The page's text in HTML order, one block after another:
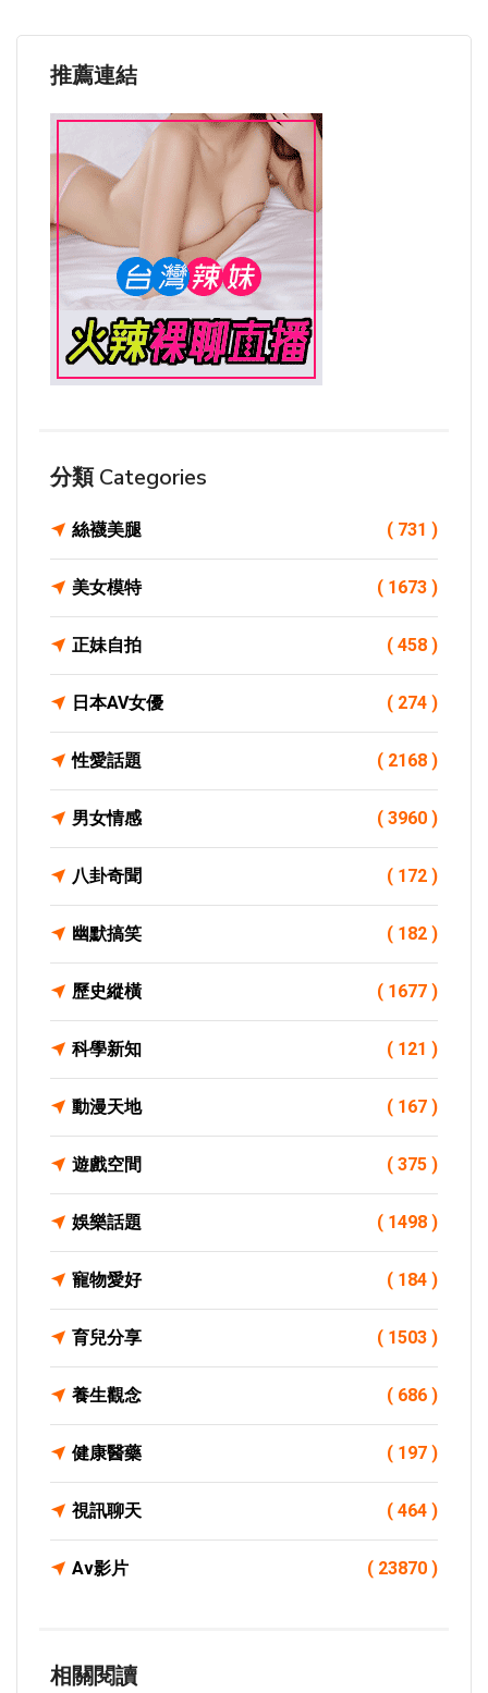
推薦連結
分類 Categories
絲襪美腿 ( 731 )
美女模特 ( 1673 )
正妹自拍 ( 458 )
日本AV女優 ( 274 )
性愛話題 ( 2168 )
男女情感 ( 3960 )
八卦奇聞 ( 172 )
幽默搞笑 ( 182 )
歷史縱橫 ( 1677 )
科學新知 ( 121 )
動漫天地 ( 167 )
遊戲空間 ( 375 )
娛樂話題 ( 1498 )
寵物愛好 ( 184 )
育兒分享 ( 1503 )
養生觀念 ( 686 )
健康醫藥 ( 197 )
視訊聊天 ( 464 )
Av影片 ( 23870 )
相關閱讀